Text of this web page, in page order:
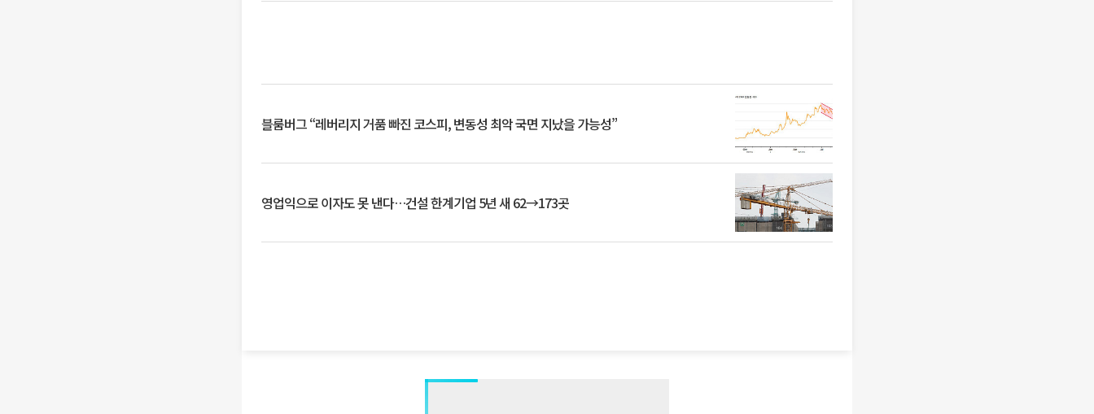
블룸버그 “레버리지 거품 빠진 코스피, 변동성 최악 국면 지났을 가능성”
영업익으로 이자도 못 낸다…건설 한계기업 5년 새 62→173곳